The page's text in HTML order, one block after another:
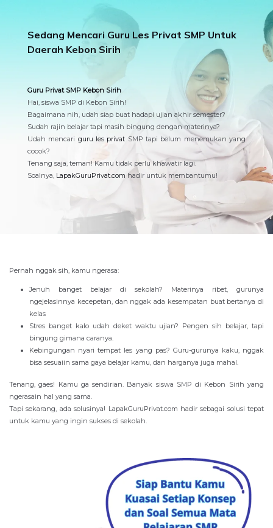
Sedang Mencari Guru Les Privat SMP Untuk
Daerah Kebon Sirih
Guru Privat SMP Kebon Sirih
Hai, siswa SMP di Kebon Sirih!
Bagaimana nih, udah siap buat hadapi ujian akhir semester?
Sudah rajin belajar tapi masih bingung dengan materinya?
Udah mencari guru les privat SMP tapi belum menemukan yang
cocok?
Tenang saja, teman! Kamu tidak perlu khawatir lagi.
Soalnya, LapakGuruPrivat.com hadir untuk membantumu!
Pernah nggak sih, kamu ngerasa:
Jenuh banget belajar di sekolah? Materinya ribet, gurunya
ngejelasinnya kecepetan, dan nggak ada kesempatan buat bertanya di
kelas
Stres banget kalo udah deket waktu ujian? Pengen sih belajar, tapi
bingung gimana caranya.
Kebingungan nyari tempat les yang pas? Guru-gurunya kaku, nggak
bisa sesuaiin sama gaya belajar kamu, dan harganya juga mahal.
Tenang, gaes! Kamu ga sendirian. Banyak siswa SMP di Kebon Sirih yang
ngerasain hal yang sama.
Tapi sekarang, ada solusinya! LapakGuruPrivat.com hadir sebagai solusi tepat
untuk kamu yang ingin sukses di sekolah.